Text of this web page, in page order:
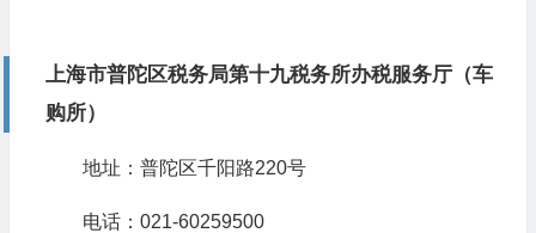
上海市普陀区税务局第十九税务所办税服务厅（车
购所）
地址：普陀区千阳路220号
电话：021-60259500